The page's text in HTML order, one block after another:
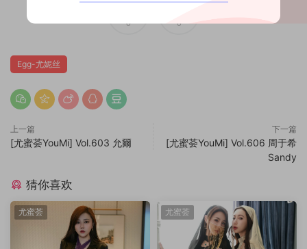
0 0
Egg-尤妮丝
上一篇
[尤蜜荟YouMi] Vol.603 允爾
下一篇
[尤蜜荟YouMi] Vol.606 周于希
Sandy
猜你喜欢
尤蜜荟 尤蜜荟